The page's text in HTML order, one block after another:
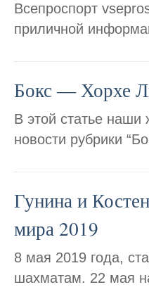
Всепроспорт
приличной
Бокс — Хорхе
В этой статье
новости рубрики
Гунина и
мира 2019
8 мая 2019 года,
шахматам. 22 мая